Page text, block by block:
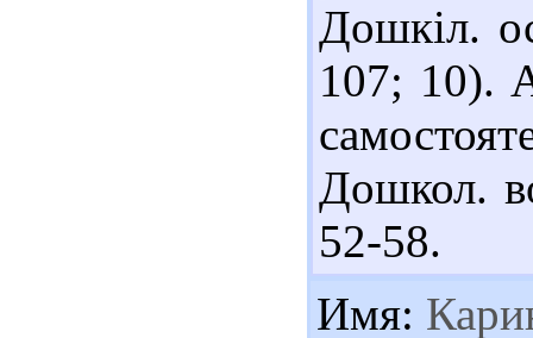
Дошкіл.
107; 10).
Дошкол.
52-58.
Имя: